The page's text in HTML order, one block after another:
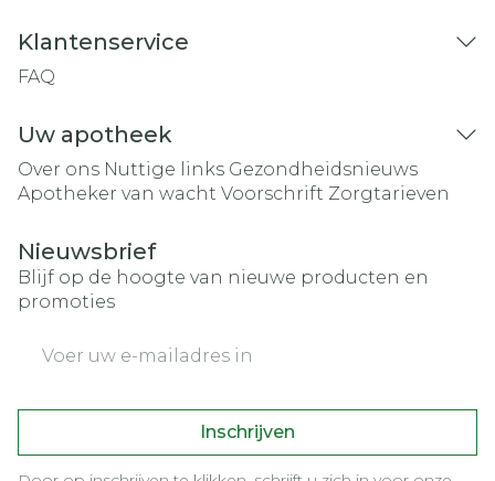
Klantenservice
FAQ
Uw apotheek
Over ons Nuttige links Gezondheidsnieuws
Apotheker van wacht Voorschrift Zorgtarieven
Nieuwsbrief
Blijf op de hoogte van nieuwe producten en
promoties
Inschrijven